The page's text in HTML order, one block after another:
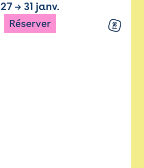
27 → 31 janv.
Réserver